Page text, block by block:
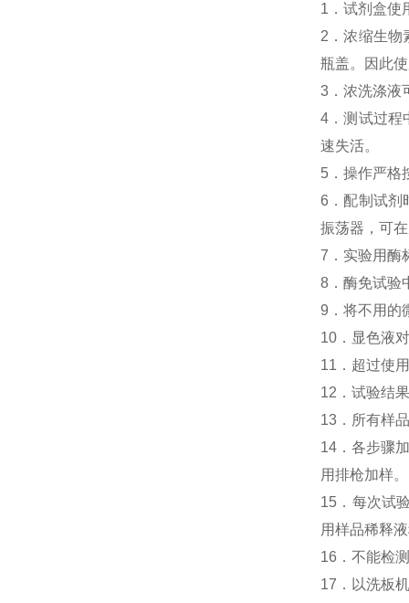
1．试剂盒使
2．浓缩生物
瓶盖。因此
3．浓洗涤液
4．测试过程
速失活。
5．操作严格
6．配制试剂
振荡器，可
7．实验用酶
8．酶免试验
9．将不用的
10．显色液
11．超过使
12．试验结
13．所有样
14．各步骤
用排枪加样。
15．每次试
用样品稀释
16．不能检
17．以洗板